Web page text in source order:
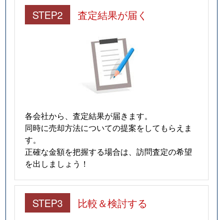
STEP2 査定結果が届く
各会社から、査定結果が届きます。
同時に売却方法についての提案をしてもらえま
す。
正確な金額を把握する場合は、訪問査定の希望
を出しましょう！
STEP3 比較＆検討する